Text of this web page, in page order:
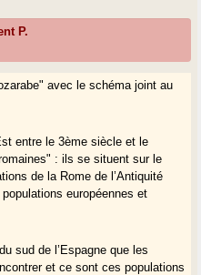
P.
avec le schéma joint au
entre le 3ème siècle et le
: ils se situent sur le
de la Rome de l’Antiquité
européennes et
sud de l’Espagne que les
et ce sont ces populations